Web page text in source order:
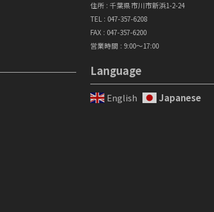
住所 : 千葉県市川市新浜1-2-24
TEL : 047-357-6208
FAX : 047-357-6200
営業時間 : 9:00～17:00
Language
English Japanese